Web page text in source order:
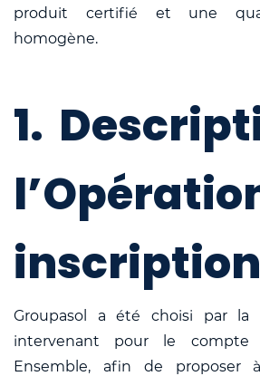
produit certifié et une
homogène.
1.
inscription
Groupasol a été choisi par la
intervenant pour le compte
Ensemble, afin de proposer